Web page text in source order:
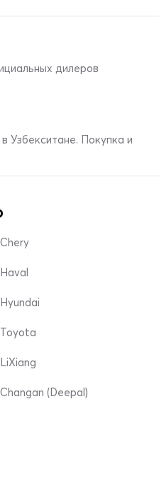
дилеров
Узбекситане. Покупка и
Chery
Haval
Hyundai
Toyota
LiXiang
Changan (Deepal)